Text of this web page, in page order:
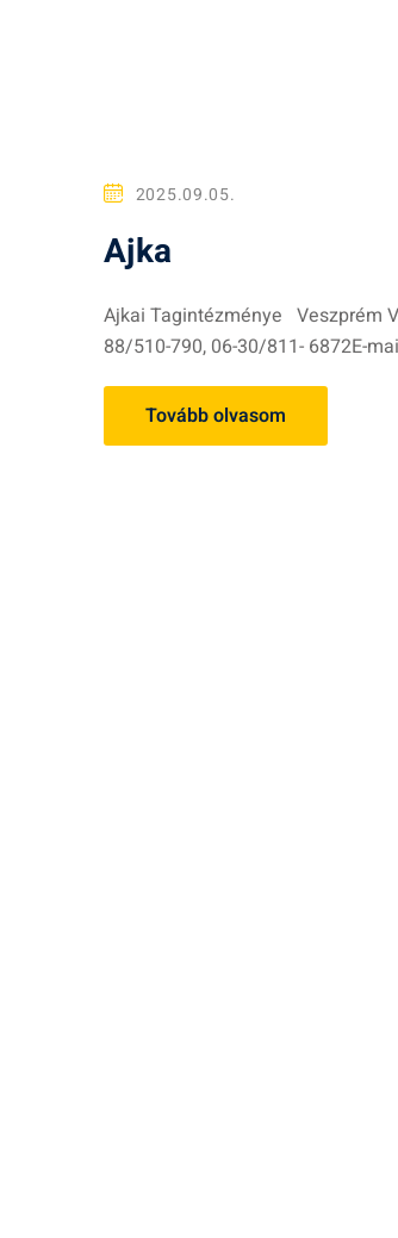
2025.09.05.
Ajka
Ajkai Tagintézménye Veszprém
88/510-790, 06-30/811- 6872E-
Tovább olvasom